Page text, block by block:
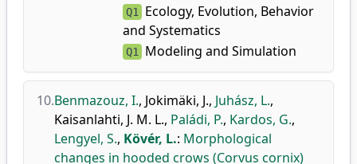
Q1 Ecology, Evolution, Behavior
and Systematics
Q1 Modeling and Simulation
10.Benmazouz, I., Jokimäki, J., Juhász, L.,
Kaisanlahti, J. M. L., Paládi, P., Kardos, G.,
Lengyel, S., Kövér, L.: Morphological
changes in hooded crows (Corvus cornix)